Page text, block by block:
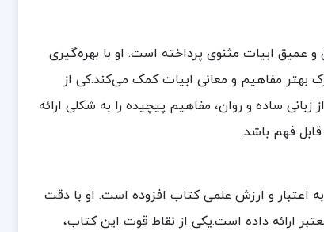
عمیق ابیات مثنوی پرداخته است. او با بهره‌گیری
بهتر مفاهیم و معانی ابیات کمک می‌کند.کی از
ساده و روان، مفاهیم پیچیده را به شکلی ارائه
فهم باشد.
اعتبار و ارزش علمی کتاب افزوده است. او با دقت
ارائه داده است.یکی از نقاط قوت این کتاب،